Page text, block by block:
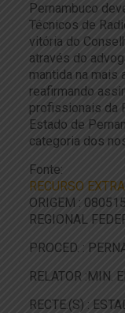
Pernambuco
Técnicos de
vitória do
através do
mantida na mais
reafirmando
profissionais da
Estado de
categoria dos
Fonte:
RECURSO
ORIGEM :
REGIONAL
PROCED. :
RELATOR :MIN.
RECTE.(S) :